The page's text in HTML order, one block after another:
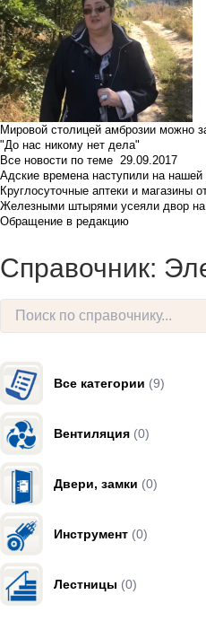
Мировой столицей амброзии можно
"До нас никому нет дела"
Все новости по теме 29.09.2017
Адские времена наступили на
Круглосуточные аптеки и магазины
Железными штырями усеяли двор
Обращение в редакцию
Справочник:
Все категории (9)
Вентиляция (0)
Двери, замки (0)
Инструмент (0)
Лестницы (0)